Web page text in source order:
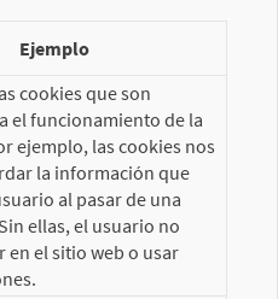
Ejemplo
cookies que son
el funcionamiento de la
ejemplo, las cookies nos
la información que
al pasar de una
ellas, el usuario no
en el sitio web o usar